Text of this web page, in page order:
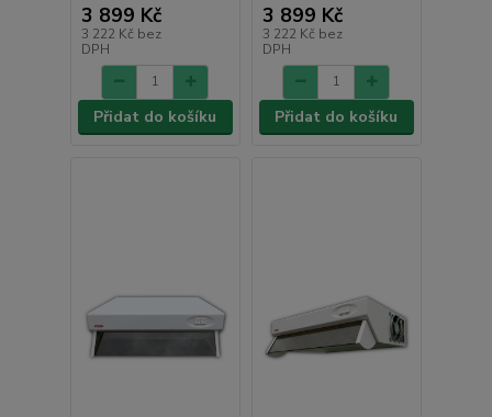
3 899 Kč
3 222 Kč bez
DPH
Přidat do košíku
3 899 Kč
3 222 Kč bez
DPH
Přidat do košíku